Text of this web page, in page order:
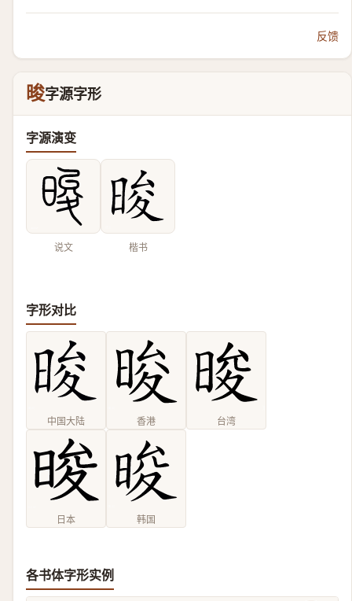
反馈
晙字源字形
字源演变
说文 楷书
字形对比
中国大陆 香港 台湾
日本 韩国
各书体字形实例